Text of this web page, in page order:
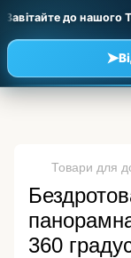
до нашого
➤
Товари для
360